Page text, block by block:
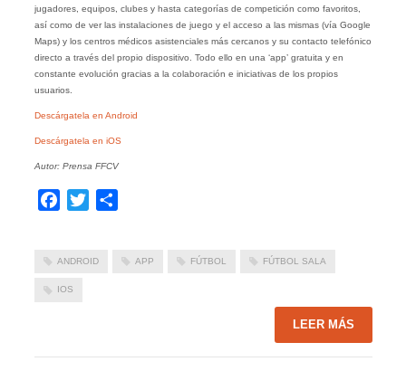
jugadores, equipos, clubes y hasta categorías de competición como favoritos,
así como de ver las instalaciones de juego y el acceso a las mismas (vía Google
Maps) y los centros médicos asistenciales más cercanos y su contacto telefónico
directo a través del propio dispositivo. Todo ello en una ‘app’ gratuita y en
constante evolución gracias a la colaboración e iniciativas de los propios
usuarios.
Descárgatela en Android
Descárgatela en iOS
Autor: Prensa FFCV
Facebook
Twitter
ANDROID APP FÚTBOL FÚTBOL SALA
IOS
LEER MÁS